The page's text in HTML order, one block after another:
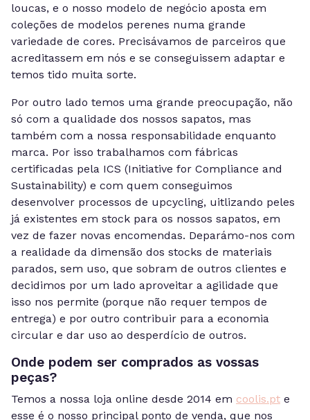
loucas, e o nosso modelo de negócio aposta em
coleções de modelos perenes numa grande
variedade de cores. Precisávamos de parceiros que
acreditassem em nós e se conseguissem adaptar e
temos tido muita sorte.
Por outro lado temos uma grande preocupação, não
só com a qualidade dos nossos sapatos, mas
também com a nossa responsabilidade enquanto
marca. Por isso trabalhamos com fábricas
certificadas pela ICS (Initiative for Compliance and
Sustainability) e com quem conseguimos
desenvolver processos de upcycling, uitlizando peles
já existentes em stock para os nossos sapatos, em
vez de fazer novas encomendas. Deparámo-nos com
a realidade da dimensão dos stocks de materiais
parados, sem uso, que sobram de outros clientes e
decidimos por um lado aproveitar a agilidade que
isso nos permite (porque não requer tempos de
entrega) e por outro contribuir para a economia
circular e dar uso ao desperdício de outros.
Onde podem ser comprados as vossas
peças?
Temos a nossa loja online desde 2014 em coolis.pt e
esse é o nosso principal ponto de venda, que nos